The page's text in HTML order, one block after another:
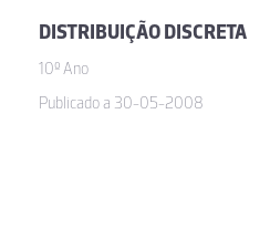
DISTRIBUIÇÃO DISCRETA
10º Ano
Publicado a 30-05-2008